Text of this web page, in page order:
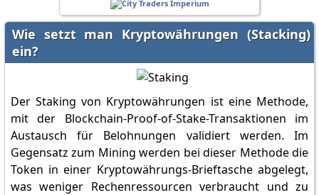
Wie setzt man Kryptowährungen (Stacking)
ein?
Der Staking von Kryptowährungen ist eine Methode,
mit der Blockchain-Proof-of-Stake-Transaktionen im
Austausch für Belohnungen validiert werden. Im
Gegensatz zum Mining werden bei dieser Methode die
Token in einer Kryptowährungs-Brieftasche abgelegt,
was weniger Rechenressourcen verbraucht und zu